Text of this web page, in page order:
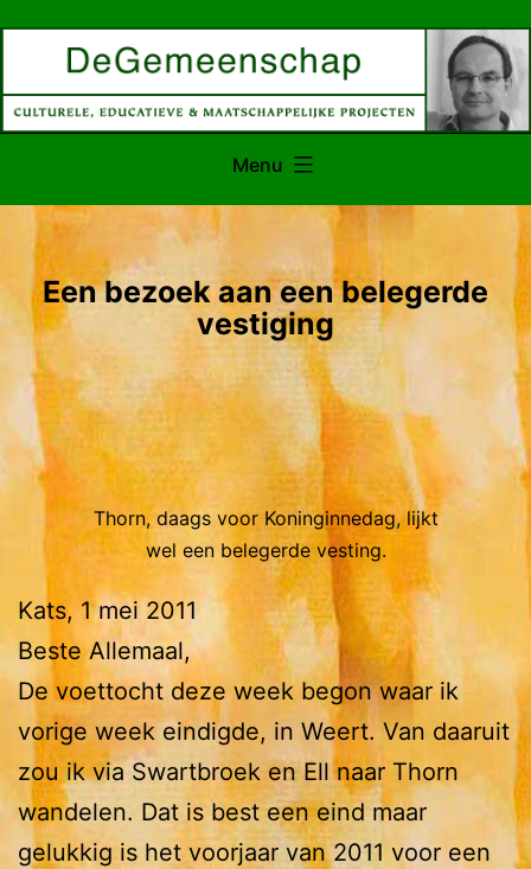
de
inhoud
Menu
Een bezoek aan een belegerde
vestiging
Thorn, daags voor Koninginnedag, lijkt
wel een belegerde vesting.
Kats, 1 mei 2011
Beste Allemaal,
De voettocht deze week begon waar ik
vorige week eindigde, in Weert. Van daaruit
zou ik via Swartbroek en Ell naar Thorn
wandelen. Dat is best een eind maar
gelukkig is het voorjaar van 2011 voor een